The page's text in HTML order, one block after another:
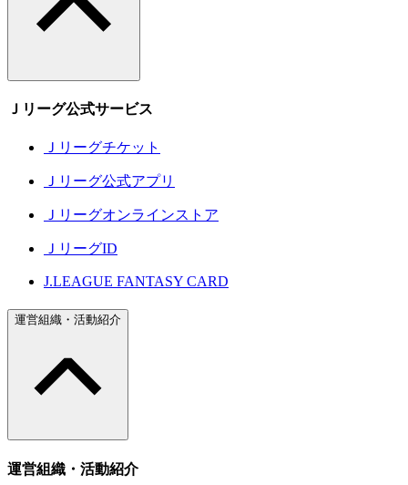
Ｊリーグ公式サービス
Ｊリーグチケット
Ｊリーグ公式アプリ
Ｊリーグオンラインストア
ＪリーグID
J.LEAGUE FANTASY CARD
運営組織・活動紹介
運営組織・活動紹介